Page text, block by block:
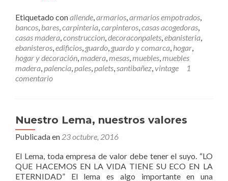
a
n
o
t
a
b
n
a
s
a
e
r
m
á
s
D
e
a
c
i
n
c
o
Etiquetado conallende,armarios,armarios empotrados,
bancos, bares,carpinteria,carpinteros,casas acogedoras,
casas madera,construccion,decoraconpalets,ebanisteria,
ebanisteros,edificios, guardo, guardo y comarca, hogar,
hogar y decoración,madera,mesas,muebles,muebles
madera,palencia,pales,palets,santibañez,vintage
1
comentario
Nuestro Lema, nuestros valores
Publicada en 23 octubre, 2016
El Lema, toda empresa de valor debe tener el suyo. “LO
QUE HACEMOS EN LA VIDA TIENE SU ECO EN LA
ETERNIDAD” El lema es algo importante en una